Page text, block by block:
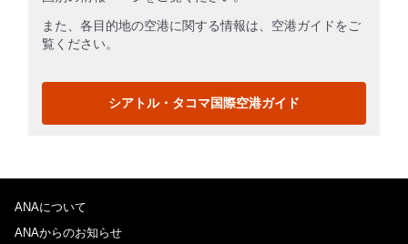
また、各目的地の空港に関する情報は、空港ガイドをご
覧ください。
シアトル・タコマ国際空港ガイド
ANAについて
ANAからのお知らせ